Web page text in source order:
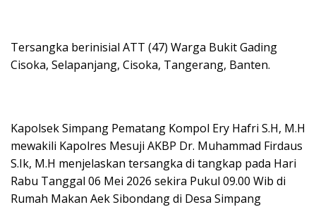
Tersangka berinisial ATT (47) Warga Bukit Gading
Cisoka, Selapanjang, Cisoka, Tangerang, Banten.
Kapolsek Simpang Pematang Kompol Ery Hafri S.H, M.H
mewakili Kapolres Mesuji AKBP Dr. Muhammad Firdaus
S.Ik, M.H menjelaskan tersangka di tangkap pada Hari
Rabu Tanggal 06 Mei 2026 sekira Pukul 09.00 Wib di
Rumah Makan Aek Sibondang di Desa Simpang